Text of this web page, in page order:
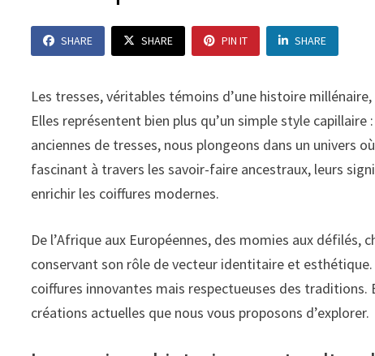
SHARE SHARE PIN IT SHARE
Les tresses, véritables témoins d’une histoire
Elles représentent bien plus qu’un simple style capillaire
anciennes de tresses, nous plongeons dans un univers où
fascinant à travers les savoir-faire ancestraux, leurs
enrichir les coiffures modernes.
De l’Afrique aux Européennes, des momies aux
conservant son rôle de vecteur identitaire et
coiffures innovantes mais respectueuses des
créations actuelles que nous vous proposons d’explorer.